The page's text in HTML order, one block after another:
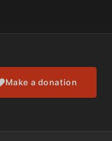
Make a donation